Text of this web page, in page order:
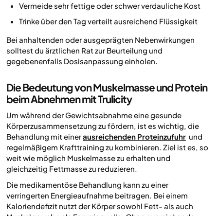
Vermeide sehr fettige oder schwer verdauliche Kost
Trinke über den Tag verteilt ausreichend Flüssigkeit
Bei anhaltenden oder ausgeprägten Nebenwirkungen
solltest du ärztlichen Rat zur Beurteilung und
gegebenenfalls Dosisanpassung einholen.
Die Bedeutung von Muskelmasse und Protein
beim Abnehmen mit Trulicity
Um während der Gewichtsabnahme eine gesunde
Körperzusammensetzung zu fördern, ist es wichtig, die
Behandlung mit einerausreichenden Proteinzufuhr und
regelmäßigem Krafttraining zu kombinieren. Ziel ist es, so
weit wie möglich Muskelmasse zu erhalten und
gleichzeitig Fettmasse zu reduzieren.
Die medikamentöse Behandlung kann zu einer
verringerten Energieaufnahme beitragen. Bei einem
Kaloriendefizit nutzt der Körper sowohl Fett- als auch